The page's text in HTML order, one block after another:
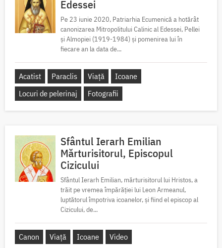
Edessei
Pe 23 iunie 2020, Patriarhia Ecumenică a hotărât
canonizarea Mitropolitului Calinic al Edessei, Pellei
și Almopiei (1919-1984) și pomenirea lui în
fiecare an la data de...
Acatist Paraclis Viață
Icoane
Locuri de pelerinaj
Fotografii
Sfântul Ierarh Emilian
Mărturisitorul, Episcopul
Cizicului
Sfântul Ierarh Emilian, mărturisitorul lui Hristos, a
trăit pe vremea împărăției lui Leon Armeanul,
luptătorul împotriva icoanelor, și fiind el episcop al
Cizicului, de...
Canon Viață Icoane Video